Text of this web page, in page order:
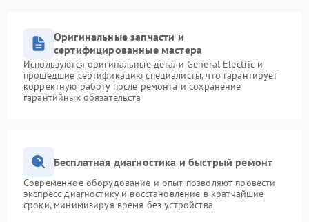
Оригинальные запчасти и
сертифицированные мастера
Используются оригинальные детали General Electric и
прошедшие сертификацию специалисты, что гарантирует
корректную работу после ремонта и сохранение
гарантийных обязательств
Бесплатная диагностика и быстрый ремонт
Современное оборудование и опыт позволяют провести
экспресс-диагностику и восстановление в кратчайшие
сроки, минимизируя время без устройства